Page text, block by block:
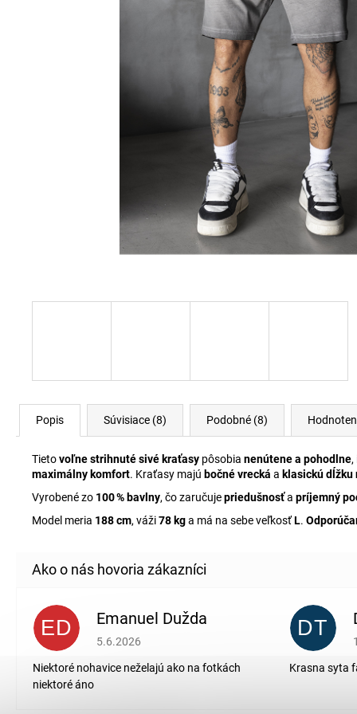
Popis Súvisiace (8) Podobné (8)
Tietovoľne strihnuté sivé kraťasy pôsobia nenútene a pohodlne,
maximálny komfort. Kraťasy majú bočné vrecká a klasickú dĺžku
Vyrobené zo 100 % bavlny, čo zaručujepriedušnosťa príjemný
Model meria 188 cm, váži78 kga má na sebe veľkosťL.
ED Emanuel Dužda
Hodnotenie obchodu je 2 z 5 hviezdičiek.
5.6.2026
Niektoré nohavice neželajú ako na fotkách
niektoré áno
DT
Krasna syta